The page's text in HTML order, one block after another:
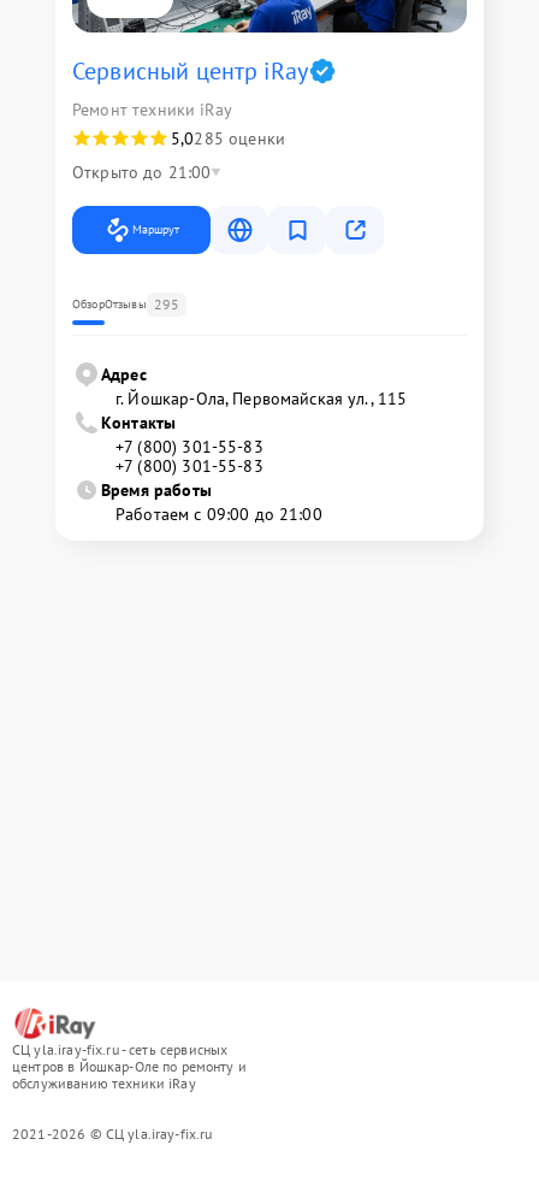
Сервисный центр iRay
Ремонт техники iRay
5,0285 оценки
Открыто до 21:00
Маршрут
ОбзорОтзывы 295
Адрес
г. Йошкар-Ола, Первомайская ул., 115
Контакты
+7 (800) 301-55-83
+7 (800) 301-55-83
Время работы
Работаем с 09:00 до 21:00
СЦ yla.iray-fix.ru - сеть сервисных
центров в Йошкар-Оле по ремонту и
обслуживанию техники iRay
2021-2026 © СЦ yla.iray-fix.ru